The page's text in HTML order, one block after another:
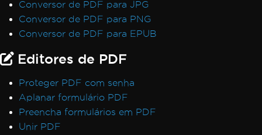
Conversor de PDF para JPG
Conversor de PDF para PNG
Conversor de PDF para EPUB
Editores de PDF
Proteger PDF com senha
Aplanar formulário PDF
Preencha formulários em PDF
Unir PDF